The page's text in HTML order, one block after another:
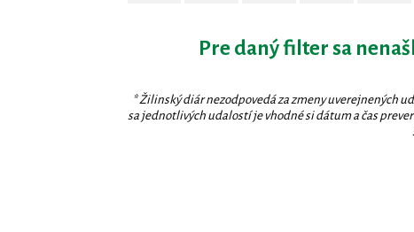
Pre daný filter sa
* Žilinský diár nezodpovedá za zmeny uverejnených
sa jednotlivých udalostí je vhodné si dátum a čas